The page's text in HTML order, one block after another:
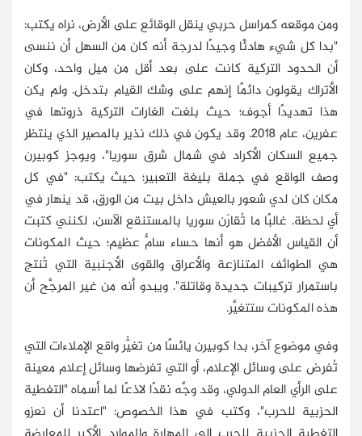
ومن موقعه كمراسل حربي ينقل الوقائع على الأرض، نراه يكتب:
"بدا كل شيء هادئًا وجيدًا لدرجة أنه كان من السهل أن ننسى
أن الحدود التركية كانت على بعد أقل من ميل واحد، وكان
الأتراك يقولون دائمًا إنهم على وشك القيام بتدخل. ولم يكن
هذا تهديدًا أجوف؛ حيث بلغت الغارات التركية ذروتها في
عفرين، عام 2018. وقد يكون في ذلك نذير بالمصير الذي ينتظر
جميع السكان الأكراد في شمال شرق سوريا"، ويوجز كوبيرن
وصف الواقع في جملة بليغة التعبير؛ حيث يكتب: "في كل
مكان كان لدي شعور بالعيش داخل بيت من الورق، قد ينهار في
أي لحظة. غالبًا ما تُقارَن سوريا بالمستنقع الآسن، لكنني كتبت
أن القياس الأفضل هو أنها حساء سامٌّ عظيم؛ حيث المكونات
هي الطوائف المتنازعة والأعراق والقوى الأجنبية التي تُنتج
باستمرار تركيبات جديدة وقاتلة". ويبدو أنه من غير المرجَّح أن
هذه المكونات ستتغيَّر.
وفي موضوع آخر، بدا كوبيرن يائسًا من تغيُّر واقع الإملاءات التي
تُفرض على وسائل الإعلام، أو التي تفرضها وسائل إعلام معينة
على الرأي العام الدولي، وقد وجَّه نقدًا لاذعًا لما أسماه "التغطية
الحزبية للحرب"، وكتب في هذا الخصوص: "اعتدنا أن نعزو